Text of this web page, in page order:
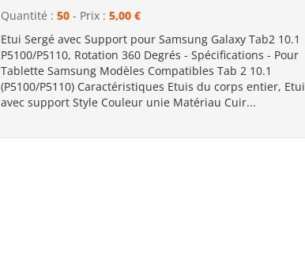
Quantité :50 - Prix :5,00 €
Etui Sergé avec Support pour Samsung Galaxy Tab2 10.1
P5100/P5110, Rotation 360 Degrés - Spécifications - Pour
Tablette Samsung Modèles Compatibles Tab 2 10.1
(P5100/P5110) Caractéristiques Etuis du corps entier, Etui
avec support Style Couleur unie Matériau Cuir...